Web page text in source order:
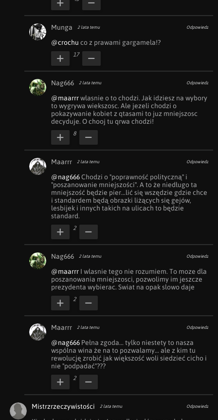
Munga 2 lata temu Odpowiedz
@crochu co z prawami gargamela!?
17
Nag666 2 lata temu Odpowiedz
@maarrr wlasnie o to chodzi. Jak idziesz na wybory
to wygrywa wiekszosc. Ale jezeli chodzi o
pokazywanie kobiet z qtasami to juz mniejszosc
decyduje. O chooj tu qrwa chodzi!
8
Maarrr 2 lata temu Odpowiedz
@nag666 Chodzi o "poprawność polityczną" i
"poszanowanie mniejszości". A to że niedługo ta
mniejszość będzie pier...lić się wszędzie gdzie chce
i standardem będą obrazki liżących się gejów,
lesbijek i innych takich na ulicach to będzie
standard.
2
Nag666 2 lata temu Odpowiedz
@maarrr I wlasnie tego nie rozumiem. To moze dla
poszanowania mniejszosci, pozwolimy im jeszcze
prezydenta wybierac. Swiat na opak slowo daje
2
Maarrr 2 lata temu Odpowiedz
@nag666 Pełna zgoda... tylko niestety to nasza
wspólna wina że na to pozwalamy... ale z kim tu
rewolucję zrobić jak większość woli siedzieć cicho i
nie "podpadać"???
2
Mistrzrzeczywistości 2 lata temu Odpowiedz